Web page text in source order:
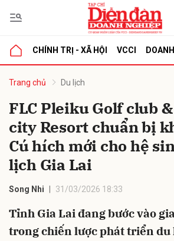
CHÍNH TRỊ - XÃ HỘI VCCI
Trang chủ Du lịch
FLC Pleiku Golf club
city Resort chuẩn bị
Cú hích mới cho hệ
lịch Gia Lai
Song Nhi 31/03/2026 18:33
Tỉnh Gia Lai đang bước vào
trong chiến lược phát triển du
luận